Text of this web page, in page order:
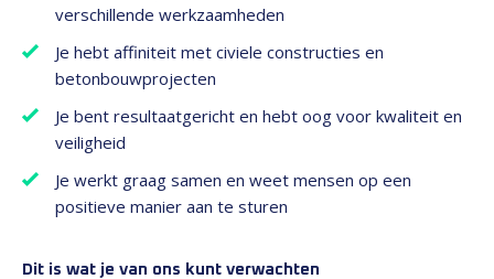
verschillende werkzaamheden
Je hebt affiniteit met civiele constructies en
betonbouwprojecten
Je bent resultaatgericht en hebt oog voor kwaliteit en
veiligheid
Je werkt graag samen en weet mensen op een
positieve manier aan te sturen
Dit is wat je van ons kunt verwachten